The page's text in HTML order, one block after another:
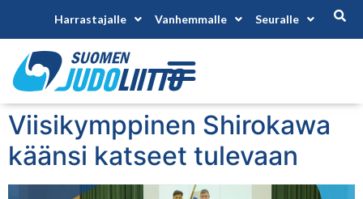
Harrastajalle Vanhemmalle Seuralle
Viisikymppinen Shirokawa
käänsi katseet tulevaan